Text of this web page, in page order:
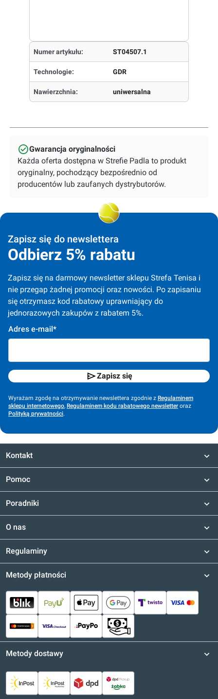
Numer artykułu: ST04507.1
Technologie: GDR
Nawierzchnia: uniwersalna
Gwarancja oryginalności
Każda oferta dostępna w Strefie Padla to produkt
oryginalny, pochodzący bezpośrednio od
producentów lub zaufanych dystrybutorów.
Zapisz się do newslettera
Odbierz 5% rabatu
Zapisz się na darmowy newsletter sklepu Strefa Tenisa i
nie przegap żadnej promocji oraz nowości. Po zapisaniu
się otrzymasz kod rabatowy uprawniający do
jednorazowych zakupów z rabatem 5%.
Adres e-mail*
Zapisz się
Wyrażam zgodę na otrzymywanie newslettera zgodnie z Regulaminem
sklepu internetowego, Regulaminem kodu rabatowego newsletter oraz
Polityką prywatności.
Kontakt
Pomoc
Poradniki
O nas
Regulaminy
Metody płatności
Metody dostawy